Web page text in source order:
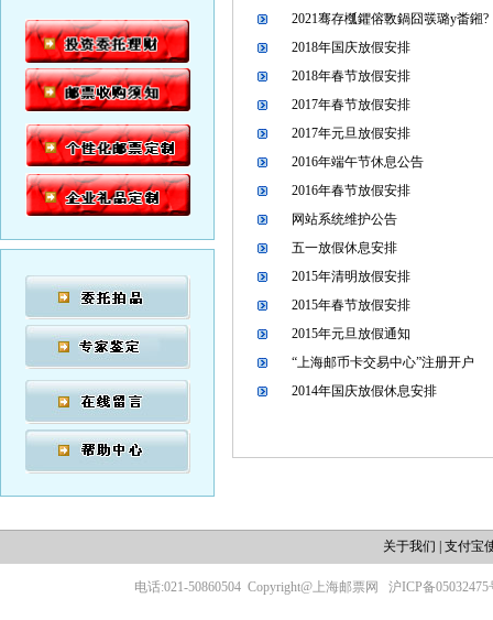
2021骞存槬鑺傛斁鍋囧彂璐у畨鎺?
2018年国庆放假安排
2018年春节放假安排
2017年春节放假安排
2017年元旦放假安排
2016年端午节休息公告
2016年春节放假安排
网站系统维护公告
五一放假休息安排
2015年清明放假安排
2015年春节放假安排
2015年元旦放假通知
“上海邮币卡交易中心”注册开户
2014年国庆放假休息安排
关于我们 支付宝
电话:021-50860504 Copyright@上海邮票网 沪ICP备05032475